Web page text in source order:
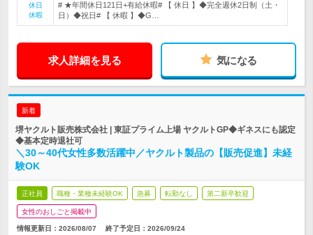
休日
休暇
# ★年間休日121日+有給休暇# 【 休日 】◆完全週休2日制（土・
日）◆祝日# 【 休暇 】◆G…
求人詳細を見る 気になる
新着
堺ヤクルト販売株式会社 | 東証プライム上場 ヤクルトGP◆ギネスにも認定
◆基本定時退社可
＼30～40代女性多数活躍中／ヤクルト製品の【販売促進】未経
験OK
正社員 職種・業種未経験OK 急募 転勤なし 第二新卒歓迎
女性のおしごと掲載中
情報更新日：2026/08/07 終了予定日： 2026/09/24